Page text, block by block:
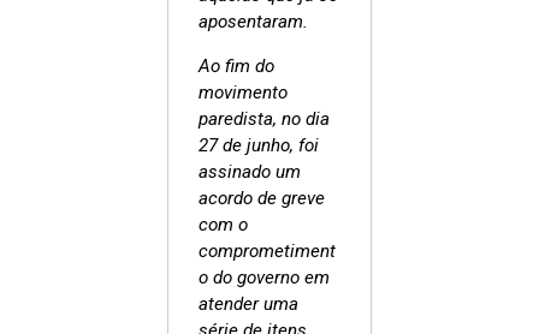
aposentaram.
Ao fim do
movimento
paredista, no dia
27 de junho, foi
assinado um
acordo de greve
com o
comprometiment
o do governo em
atender uma